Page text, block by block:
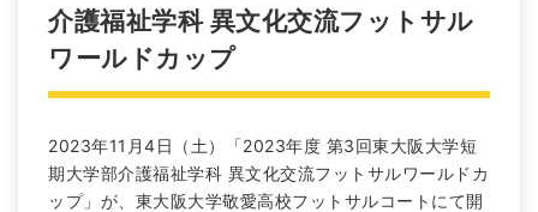
介護福祉学科 異文化交流フットサル
ワールドカップ
2023年11月4日（土）「2023年度 第3回東大阪大学短
期大学部介護福祉学科 異文化交流フットサルワールドカ
ップ」が、東大阪大学敬愛高校フットサルコートにて開